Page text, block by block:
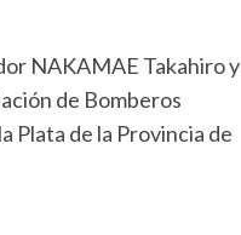
NAKAMAE Takahiro y
de Bomberos
Plata de la Provincia de